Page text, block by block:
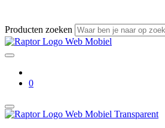
Producten zoeken
0